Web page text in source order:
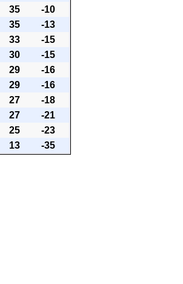
35
-10
35
-13
33
-15
30
-15
29
-16
29
-16
27
-18
27
-21
25
-23
13 -35